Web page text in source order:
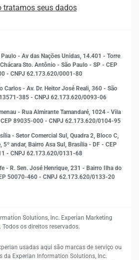
tratamos seus dados
- Av das Nações Unidas, 14.401 - Torre
Sto. Antônio - São Paulo - SP - CEP
- CNPJ 62.173.620/0001-80
Carlos - Av. Dr. Heitor José Reali, 360 - São
385 - CNPJ 62.173.620/0093-06
- Rua Almirante Tamandaré, 1024 - Vila
CEP 89035-000 - CNPJ 62.173.620/0104-95
- Setor Comercial Sul, Quadra 2, Bloco C,
5º andar, Bairro Asa Sul, Brasília - DF - CEP
- CNPJ 62.173.620/0131-68
- R. Sen. José Henrique, 231 - Bairro Ilha do
50070-460 - CNPJ 62.173.620/0133-20
Solutions, Inc. Experian Marketing
Todos os direitos reservados.
usadas aqui são marcas de serviço ou
da Experian Information Solutions, Inc.